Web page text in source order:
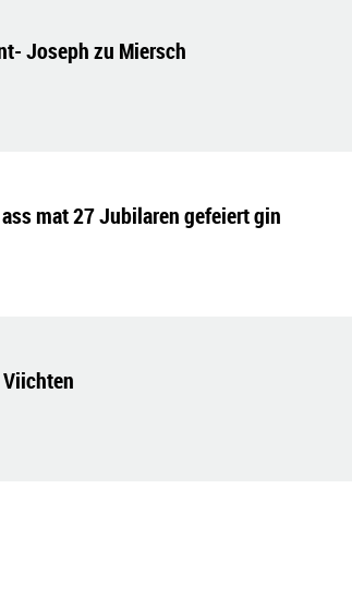
Joseph zu Miersch
mat 27 Jubilaren gefeiert gin